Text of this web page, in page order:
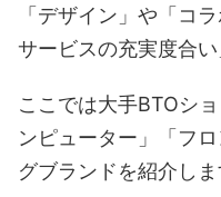
「デザイン」や「コ
サービスの充実度合い
ここでは大手BTOシ
ンピューター」「フ
グブランドを紹介しま